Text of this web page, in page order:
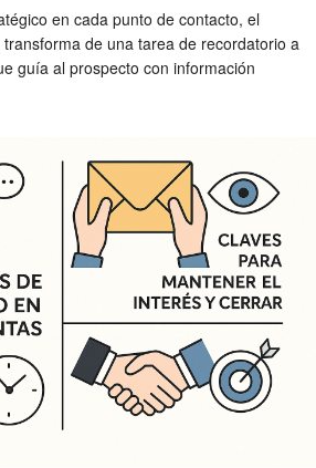
en cada punto de contacto, el
de una tarea de recordatorio a
guía al prospecto con información